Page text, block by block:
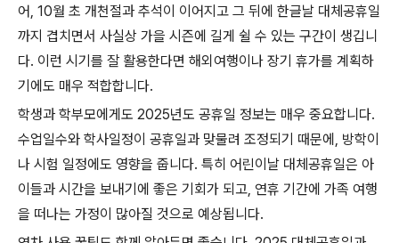
어, 10월 초 개천절과 추석이 이어지고 그 뒤에 한글날 대체공휴일
까지 겹치면서 사실상 가을 시즌에 길게 쉴 수 있는 구간이 생깁니
다. 이런 시기를 잘 활용한다면 해외여행이나 장기 휴가를 계획하
기에도 매우 적합합니다.
학생과 학부모에게도 2025년도 공휴일 정보는 매우 중요합니다.
수업일수와 학사일정이 공휴일과 맞물려 조정되기 때문에, 방학이
나 시험 일정에도 영향을 줍니다. 특히 어린이날 대체공휴일은 아
이들과 시간을 보내기에 좋은 기회가 되고, 연휴 기간에 가족 여행
을 떠나는 가정이 많아질 것으로 예상됩니다.